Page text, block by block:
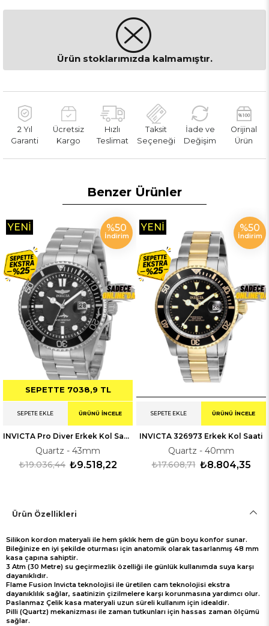
Ürün stoklarımızda kalmamıştır.
2 Yıl
Garanti
Ücretsiz
Kargo
Hızlı
Teslimat
Taksit
Seçeneği
İade ve
Değişim
Orijinal
Ürün
Benzer Ürünler
INVICTA Pro Diver Erkek Kol Saati 330018
Quartz - 43mm
₺9.518,22
₺19.036,44
SEPETE EKLE ÜRÜNÜ İNCELE
%50
İndirim
YENI
SEPETTE 7038,9 TL
INVICTA 326973 Erkek Kol Saati
Quartz - 40mm
₺8.804,35
₺17.608,71
SEPETE EKLE ÜRÜNÜ İNCELE
%50
İndirim
YENI
Ürün Özellikleri
Silikon kordon materyali ile hem şıklık hem de gün boyu konfor sunar.
Bileğinize en iyi şekilde oturması için anatomik olarak tasarlanmış 48 mm
kasa çapına sahiptir.
3 Atm (30 Metre) su geçirmezlik özelliği ile günlük kullanımda suya karşı
dayanıklıdır.
Flame Fusion Invicta teknolojisi ile üretilen cam teknolojisi ekstra
dayanıklılık sağlar, saatinizin çizilmelere karşı korunmasına yardımcı olur.
Paslanmaz Çelik kasa materyali uzun süreli kullanım için idealdir.
Pilli (Quartz) mekanizması ile zaman tutkunları için hassas zaman ölçümü
sağlar.